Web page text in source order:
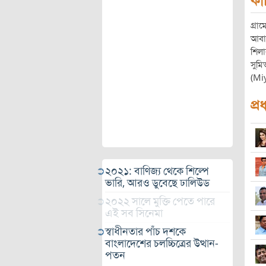
২০২১: বাণিজ্য থেকে শিল্পে
ভারি, আরও ডুবেছে ঢালিউড
২০২২ সালে মুক্তি পেতে পারে
এই সব সিনেমা
স্বাধীনতার পাঁচ দশকে
বাংলাদেশের চলচ্চিত্রের উত্থান-
পতন